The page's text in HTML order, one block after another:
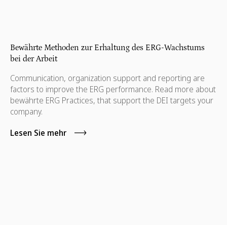
Bewährte Methoden zur Erhaltung des ERG-Wachstums
bei der Arbeit
Communication, organization support and reporting are
factors to improve the ERG performance. Read more about
bewährte ERG Practices, that support the DEI targets your
company.
Lesen Sie mehr